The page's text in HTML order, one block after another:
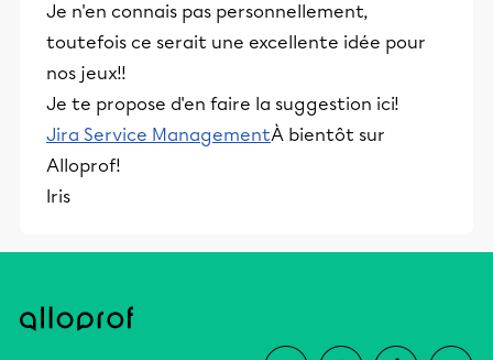
Je n'en connais pas personnellement,
toutefois ce serait une excellente idée pour
nos jeux!!
Je te propose d'en faire la suggestion ici!
Jira Service ManagementÀ bientôt sur
Alloprof!
Iris